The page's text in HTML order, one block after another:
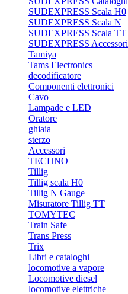
SUDEXPRESS Scala H0
SUDEXPRESS Scala N
SUDEXPRESS Scala TT
SUDEXPRESS Accessori
Tamiya
Tams Electronics
decodificatore
Componenti elettronici
Cavo
Lampade e LED
Oratore
ghiaia
sterzo
Accessori
TECHNO
Tillig
Tillig scala H0
Tillig N Gauge
Misuratore Tillig TT
TOMYTEC
Train Safe
Trans Press
Trix
Libri e cataloghi
locomotive a vapore
Locomotive diesel
locomotive elettriche